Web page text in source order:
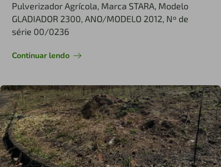
Pulverizador Agrícola, Marca STARA, Modelo
GLADIADOR 2300, ANO/MODELO 2012, Nº de
série 00/0236
Continuar lendo